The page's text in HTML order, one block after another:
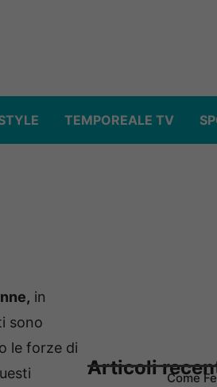
TEMPOREALE TV
in
sono
le forze di
Articoli
Come